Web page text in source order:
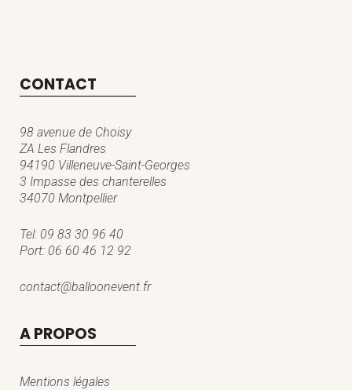
CONTACT
98 avenue de Choisy
ZA Les Flandres
94190 Villeneuve-Saint-Georges
3 Impasse des chanterelles
34070 Montpellier
Tel: 09 83 30 96 40
Port: 06 60 46 12 92
contact@balloonevent.fr
A PROPOS
Mentions légales